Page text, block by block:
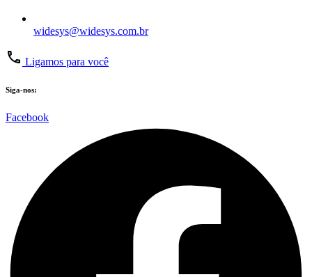
widesys@widesys.com.br
Ligamos para você
Siga-nos:
Facebook